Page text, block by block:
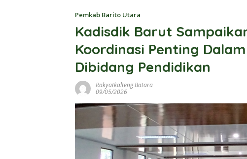
Pemkab Barito Utara
Kadisdik Barut
Koordinasi Penting
Dibidang Pendidikan
Rakyatkalteng Batara
09/05/2026